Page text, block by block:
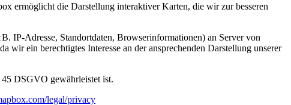
ermöglicht die Darstellung interaktiver Karten, die wir zur besseren
Adresse, Standortdaten, Browserinformationen) an Server von
ein berechtigtes Interesse an der ansprechenden Darstellung unserer
DSGVO gewährleistet ist.
legal/privacy